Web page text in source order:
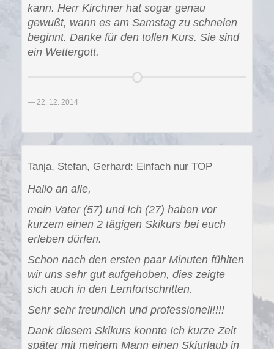
kann. Herr Kirchner hat sogar genau
gewußt, wann es am Samstag zu schneien
beginnt. Danke für den tollen Kurs. Sie sind
ein Wettergott.
22. 12. 2014
Tanja, Stefan, Gerhard: Einfach nur TOP
Hallo an alle,
mein Vater (57) und Ich (27) haben vor
kurzem einen 2 tägigen Skikurs bei euch
erleben dürfen.
Schon nach den ersten paar Minuten fühlten
wir uns sehr gut aufgehoben, dies zeigte
sich auch in den Lernfortschritten.
Sehr sehr freundlich und professionell!!!!
Dank diesem Skikurs konnte Ich kurze Zeit
später mit meinem Mann einen Skiurlaub in